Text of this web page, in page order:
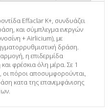
Effaclar K+, συνδυάζει
και σύμπλεγμα ενεργών
+ Airlicium), με
δράση.
η επιδερμίδα
φρέσκια όλη μέρα. Σε 1
οι πόροι αποσυμφορούνται,
κατα της επανεμφάνισης